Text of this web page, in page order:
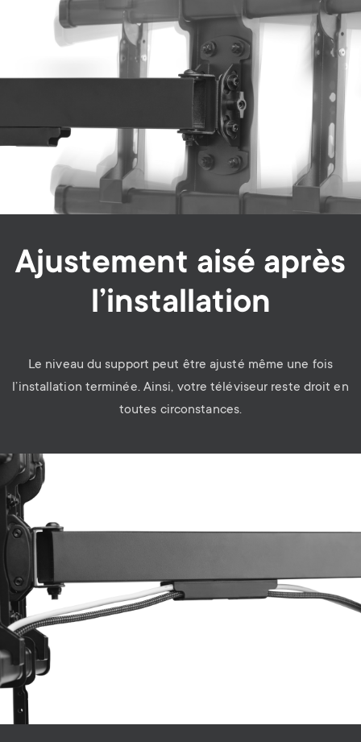
Ajustement aisé après
l’installation
Le niveau du support peut être ajusté même une fois
l’installation terminée. Ainsi, votre téléviseur reste droit en
toutes circonstances.
Image